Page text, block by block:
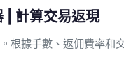
| 計算交易返現
根據手數、返佣費率和